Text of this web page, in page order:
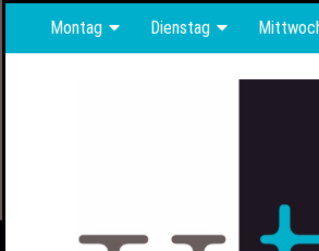
Montag Dienstag